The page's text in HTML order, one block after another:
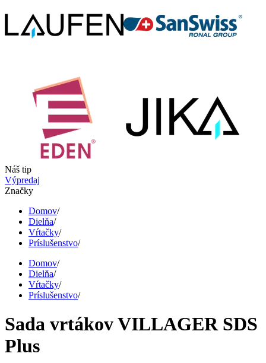
Náš tip
Výpredaj
Značky
Domov/
Dielňa/
Vŕtačky/
Príslušenstvo/
Domov/
Dielňa/
Vŕtačky/
Príslušenstvo/
Sada vrtákov VILLAGER SDS
Plus